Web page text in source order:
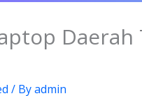
/ Byadmin